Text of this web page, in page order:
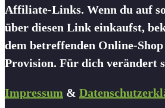
Affiliate-Links. Wenn du auf
über diesen Link einkaufst,
dem betreffenden Online-
Provision. Für dich verändert
Impressum &